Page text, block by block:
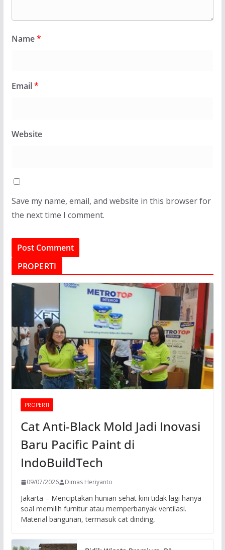
Name*
Email*
Website
Save my name, email, and website in this browser for
the next time I comment.
PROPERTI
PROPERTI
Cat Anti-Black Mold Jadi Inovasi
Baru Pacific Paint di
IndoBuildTech
09/07/2026 Dimas Heriyanto
Jakarta – Menciptakan hunian sehat kini tidak lagi hanya
soal memilih furnitur atau memperbanyak ventilasi.
Material bangunan, termasuk cat dinding,